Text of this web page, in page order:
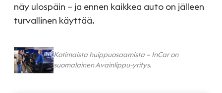
näy ulospäin – ja ennen kaikkea auto on jälleen
turvallinen käyttää.
Kotimaista huippuosaamista – InCar on
suomalainen Avainlippu-yritys.